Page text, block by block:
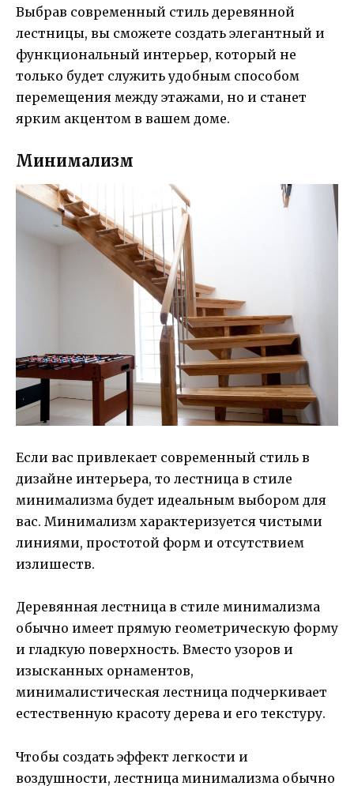
Выбрав современный стиль деревянной
лестницы, вы сможете создать элегантный и
функциональный интерьер, который не
только будет служить удобным способом
перемещения между этажами, но и станет
ярким акцентом в вашем доме.
Минимализм
Если вас привлекает современный стиль в
дизайне интерьера, то лестница в стиле
минимализма будет идеальным выбором для
вас. Минимализм характеризуется чистыми
линиями, простотой форм и отсутствием
излишеств.
Деревянная лестница в стиле минимализма
обычно имеет прямую геометрическую форму
и гладкую поверхность. Вместо узоров и
изысканных орнаментов,
минималистическая лестница подчеркивает
естественную красоту дерева и его текстуру.
Чтобы создать эффект легкости и
воздушности, лестница минимализма обычно